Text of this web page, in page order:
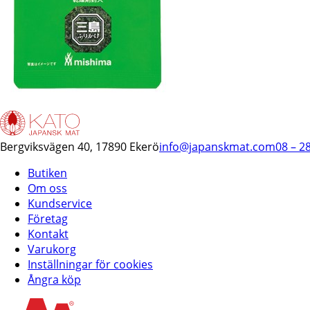
Bergviksvägen 40, 17890 Ekeröinfo@japanskmat.com08 –
Butiken
Om oss
Kundservice
Företag
Kontakt
Varukorg
Inställningar för cookies
Ångra köp